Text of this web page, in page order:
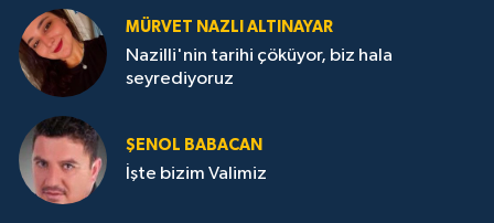
MÜRVET NAZLI ALTINAYAR
Nazilli'nin tarihi çöküyor, biz hala
seyrediyoruz
ŞENOL BABACAN
İşte bizim Valimiz